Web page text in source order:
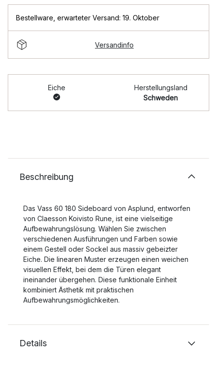
Bestellware erwarteter Versand: 19. Oktober
Versandinfo
Eiche
Herstellungsland
Schweden
Beschreibung
Das Vass 60 180 Sideboard von Asplund, entworfen
von Claesson Koivisto Rune, ist eine vielseitige
Aufbewahrungslösung. Wählen Sie zwischen
verschiedenen Ausführungen und Farben sowie
einem Gestell oder Sockel aus massiv gebeizter
Eiche. Die linearen Muster erzeugen einen weichen
visuellen Effekt, bei dem die Türen elegant
ineinander übergehen. Diese funktionale Einheit
kombiniert Ästhetik mit praktischen
Aufbewahrungsmöglichkeiten.
Details